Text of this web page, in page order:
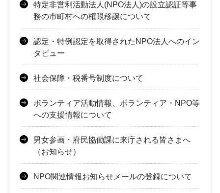
特定非営利活動法人(NPO法人)の設立認証等事
務の市町村への権限移譲について
認定・特例認定を取得されたNPO法人へのイン
タビュー
社会保障・税番号制度について
ボランティア活動情報、ボランティア・NPO等
への支援情報について
男女参画・府民協働課に来庁される皆さまへ
（お知らせ）
NPO関連情報お知らせメールの登録について